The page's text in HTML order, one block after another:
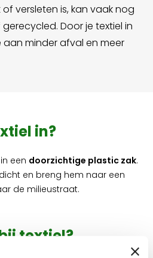
versleten is, kan vaak nog
Door je textiel in
aan minder afval en meer
in?
een doorzichtige plastic zak.
en breng hem naar een
de milieustraat.
textiel?